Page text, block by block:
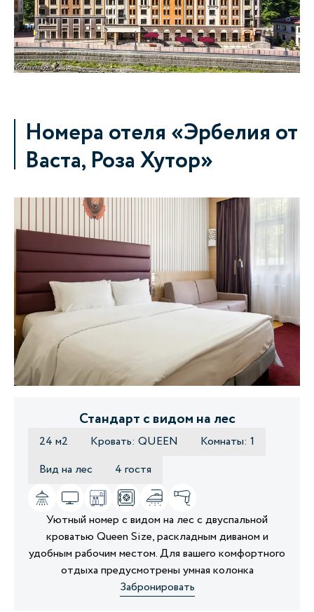
Номера отеля «Эрбелия от
Васта, Роза Хутор»
Стандарт с видом на лес
24 м2 Кровать: QUEEN
Комнаты: 1
Вид на лес
4 гостя
Уютный номер с видом на лес с двуспальной
кроватью Queen Size, раскладным диваном и
удобным рабочим местом. Для вашего комфортного
отдыха предусмотрены умная колонка
Забронировать